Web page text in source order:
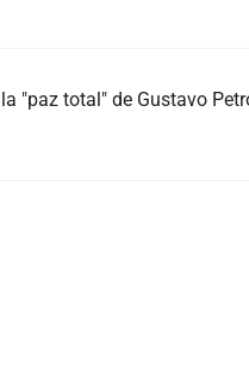
"paz total" de Gustavo